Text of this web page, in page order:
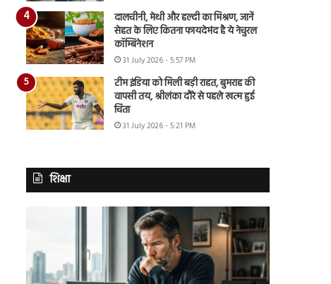
दालचीनी, मेथी और हल्दी का मिश्रण, जानें
सेहत के लिए कितना फायदेमंद है ये नेचुरल
कॉम्बिनेशन
31 July 2026 - 5:57 PM
टीम इंडिया को मिली बड़ी राहत, बुमराह की
वापसी तय, श्रीलंका दौरे से पहले खत्म हुई
चिंता
31 July 2026 - 5:21 PM
शिक्षा